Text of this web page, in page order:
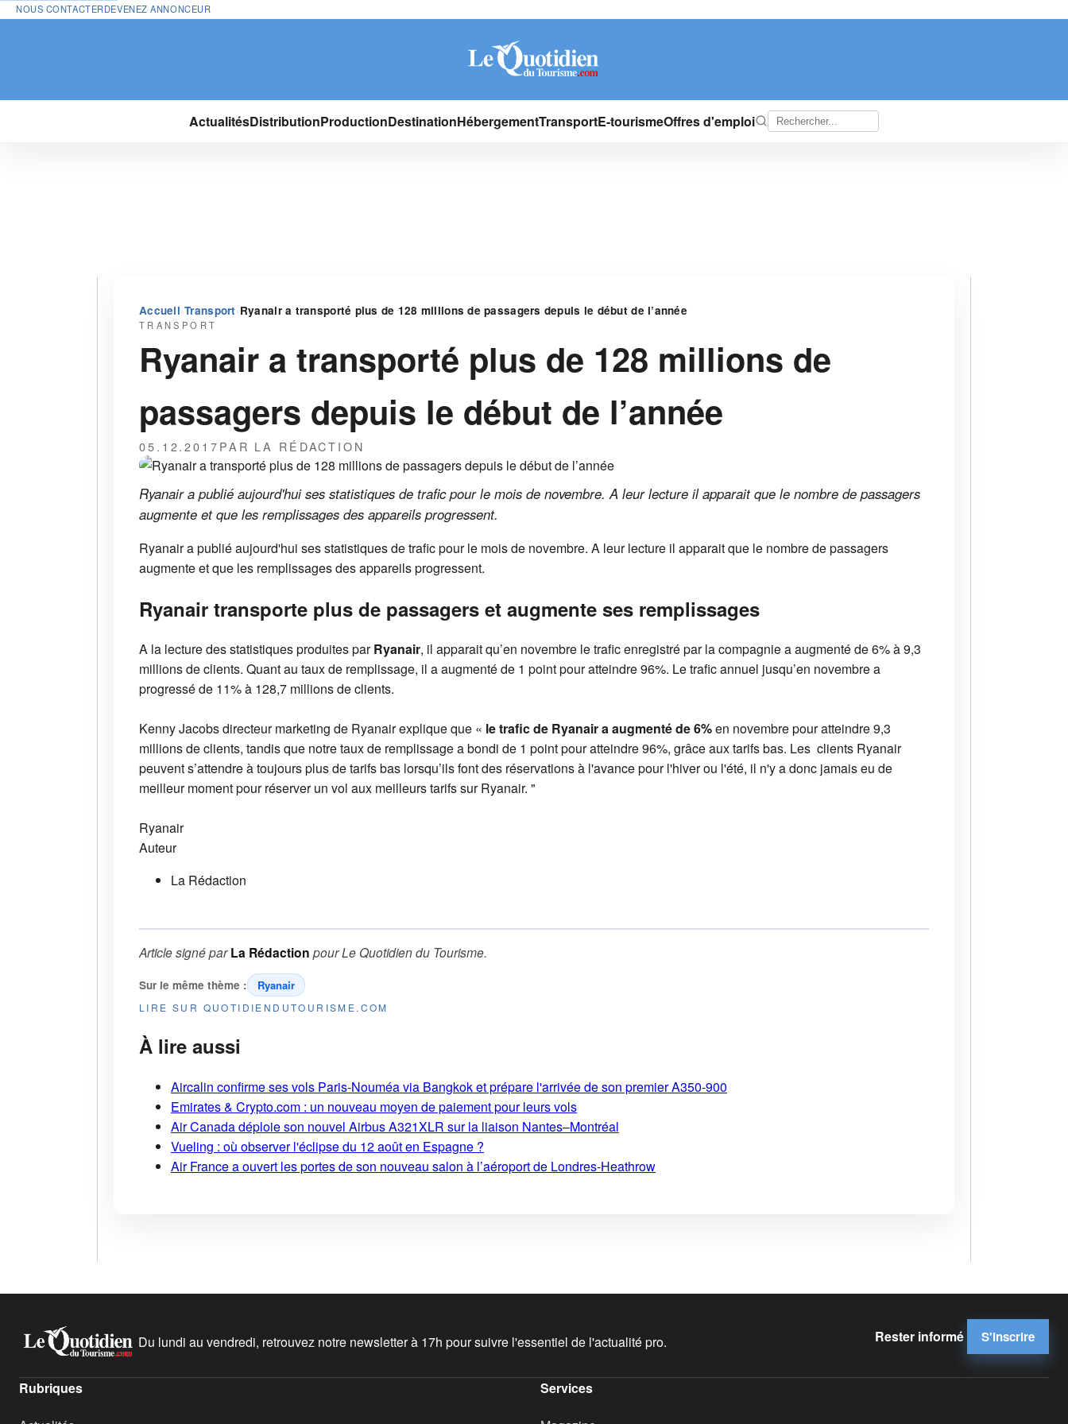
NOUS CONTACTERDEVENEZ ANNONCEUR
ActualitésDistributionProductionDestinationHébergementTransportE-tourismeOffres d'emploi
Accueil›Transport ›Ryanair a transporté plus de 128 millions de passagers depuis le début de l’année
TRANSPORT
Ryanair a transporté plus de 128 millions de
passagers depuis le début de l’année
05.12.2017PAR LA RÉDACTION
Ryanair a publié aujourd'hui ses statistiques de trafic pour le mois de novembre. A leur lecture il apparait que le nombre de passagers
augmente et que les remplissages des appareils progressent.
Ryanair a publié aujourd'hui ses statistiques de trafic pour le mois de novembre. A leur lecture il apparait que le nombre de passagers
augmente et que les remplissages des appareils progressent.
Ryanair transporte plus de passagers et augmente ses remplissages
A la lecture des statistiques produites parRyanair, il apparait qu’en novembre le trafic enregistré par la compagnie a augmenté de 6% à 9,3
millions de clients. Quant au taux de remplissage, il a augmenté de 1 point pour atteindre 96%. Le trafic annuel jusqu’en novembre a
progressé de 11% à 128,7 millions de clients.
Kenny Jacobs directeur marketing de Ryanair explique que « le trafic de Ryanair a augmenté de 6%en novembre pour atteindre 9,3
millions de clients, tandis que notre taux de remplissage a bondi de 1 point pour atteindre 96%, grâce aux tarifs bas. Les clients Ryanair
peuvent s’attendre à toujours plus de tarifs bas lorsqu’ils font des réservations à l'avance pour l'hiver ou l'été, il n'y a donc jamais eu de
meilleur moment pour réserver un vol aux meilleurs tarifs sur Ryanair. "
Ryanair
Auteur
La Rédaction
Article signé parLa Rédaction pourLe Quotidien du Tourisme.
Sur le même thème : Ryanair
LIRE SUR QUOTIDIENDUTOURISME.COM
À lire aussi
Aircalin confirme ses vols Paris-Nouméa via Bangkok et prépare l'arrivée de son premier A350-900
Emirates & Crypto.com : un nouveau moyen de paiement pour leurs vols
Air Canada déploie son nouvel Airbus A321XLR sur la liaison Nantes–Montréal
Vueling : où observer l'éclipse du 12 août en Espagne ?
Air France a ouvert les portes de son nouveau salon à l’aéroport de Londres-Heathrow
Du lundi au vendredi, retrouvez notre newsletter à 17h pour suivre l'essentiel de l'actualité pro. Rester informé S'inscrire
Rubriques Services